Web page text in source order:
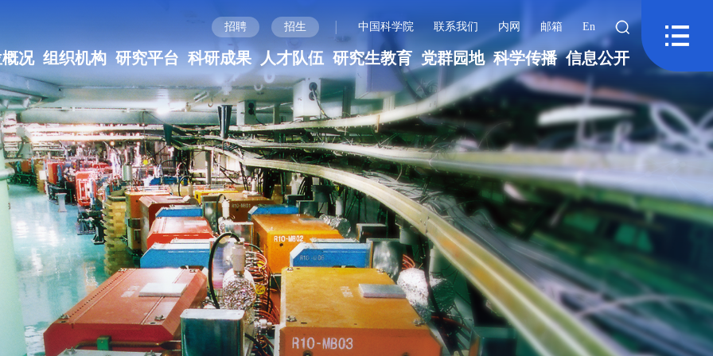
招聘 招生 | 中国科学院 联系我们 内网 邮箱 En
况 组织机构 研究平台 科研成果 人才队伍 研究生教育 党群园地 科学传播 信息公开